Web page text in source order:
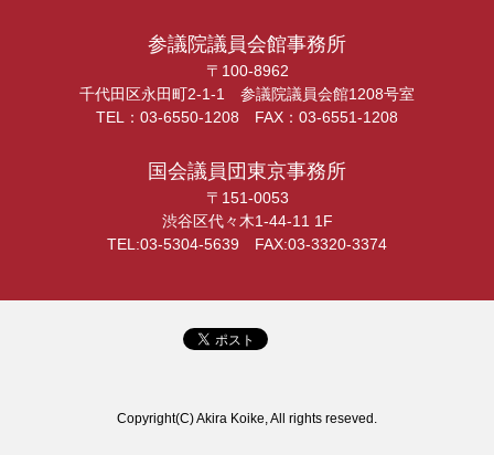
参議院議員会館事務所
〒100-8962
千代田区永田町2-1-1 参議院議員会館1208号室
TEL：03-6550-1208 FAX：03-6551-1208
国会議員団東京事務所
〒151-0053
渋谷区代々木1-44-11 1F
TEL:03-5304-5639 FAX:03-3320-3374
Copyright(C) Akira Koike, All rights reseved.